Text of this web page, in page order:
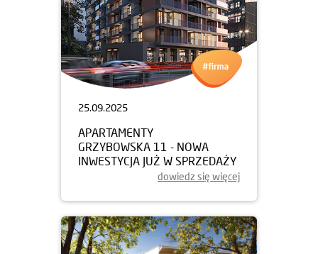
25.09.2025
APARTAMENTY
GRZYBOWSKA 11 - NOWA
INWESTYCJA JUŻ W SPRZEDAŻY
dowiedz się więcej